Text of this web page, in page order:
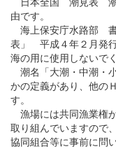
由です。
海上保安庁水路部
表」 平成４年２月発
海の用に使用しないで
潮名「大潮・中潮・
かの定義があり、他の
す。
漁場には共同漁業権
取り組んでいますので
協同組合等に事前に問